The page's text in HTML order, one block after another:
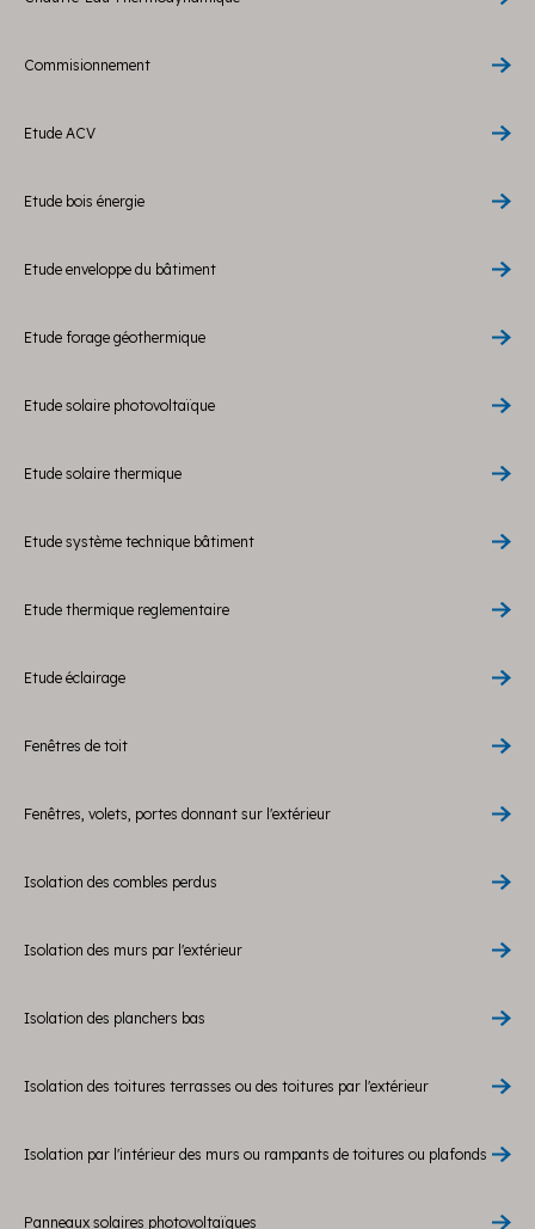
Commisionnement
Etude ACV
Etude bois énergie
Etude enveloppe du bâtiment
Etude forage géothermique
Etude solaire photovoltaïque
Etude solaire thermique
Etude système technique bâtiment
Etude thermique reglementaire
Etude éclairage
Fenêtres de toit
Fenêtres, volets, portes donnant sur l'extérieur
Isolation des combles perdus
Isolation des murs par l'extérieur
Isolation des planchers bas
Isolation des toitures terrasses ou des toitures par l'extérieur
Isolation par l'intérieur des murs ou rampants de toitures ou plafonds
Panneaux solaires photovoltaïques